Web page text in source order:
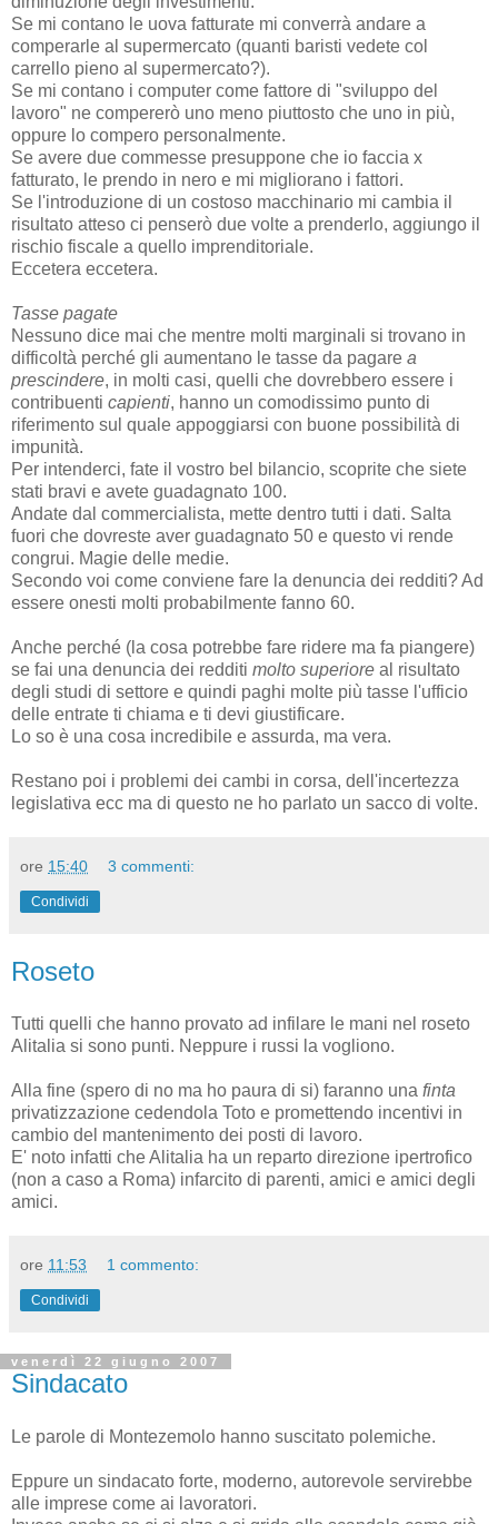
Se mi contano le uova fatturate mi converrà andare a
comperarle al supermercato (quanti baristi vedete col
carrello pieno al supermercato?).
Se mi contano i computer come fattore di "sviluppo del
lavoro" ne compererò uno meno piuttosto che uno in più,
oppure lo compero personalmente.
Se avere due commesse presuppone che io faccia x
fatturato, le prendo in nero e mi migliorano i fattori.
Se l'introduzione di un costoso macchinario mi cambia il
risultato atteso ci penserò due volte a prenderlo, aggiungo il
rischio fiscale a quello imprenditoriale.
Eccetera eccetera.
Tasse pagate
Nessuno dice mai che mentre molti marginali si trovano in
difficoltà perché gli aumentano le tasse da pagare a
prescindere, in molti casi, quelli che dovrebbero essere i
contribuenti capienti, hanno un comodissimo punto di
riferimento sul quale appoggiarsi con buone possibilità di
impunità.
Per intenderci, fate il vostro bel bilancio, scoprite che siete
stati bravi e avete guadagnato 100.
Andate dal commercialista, mette dentro tutti i dati. Salta
fuori che dovreste aver guadagnato 50 e questo vi rende
congrui. Magie delle medie.
Secondo voi come conviene fare la denuncia dei redditi? Ad
essere onesti molti probabilmente fanno 60.
Anche perché (la cosa potrebbe fare ridere ma fa piangere)
se fai una denuncia dei redditi molto superiore al risultato
degli studi di settore e quindi paghi molte più tasse l'ufficio
delle entrate ti chiama e ti devi giustificare.
Lo so è una cosa incredibile e assurda, ma vera.
Restano poi i problemi dei cambi in corsa, dell'incertezza
legislativa ecc ma di questo ne ho parlato un sacco di volte.
ore 15:40 3 commenti:
Condividi
Roseto
Tutti quelli che hanno provato ad infilare le mani nel roseto
Alitalia si sono punti. Neppure i russi la vogliono.
Alla fine (spero di no ma ho paura di si) faranno una finta
privatizzazione cedendola Toto e promettendo incentivi in
cambio del mantenimento dei posti di lavoro.
E' noto infatti che Alitalia ha un reparto direzione ipertrofico
(non a caso a Roma) infarcito di parenti, amici e amici degli
amici.
ore 11:53 1 commento:
Condividi
venerdì 22 giugno 2007
Sindacato
Le parole di Montezemolo hanno suscitato polemiche.
Eppure un sindacato forte, moderno, autorevole servirebbe
alle imprese come ai lavoratori.